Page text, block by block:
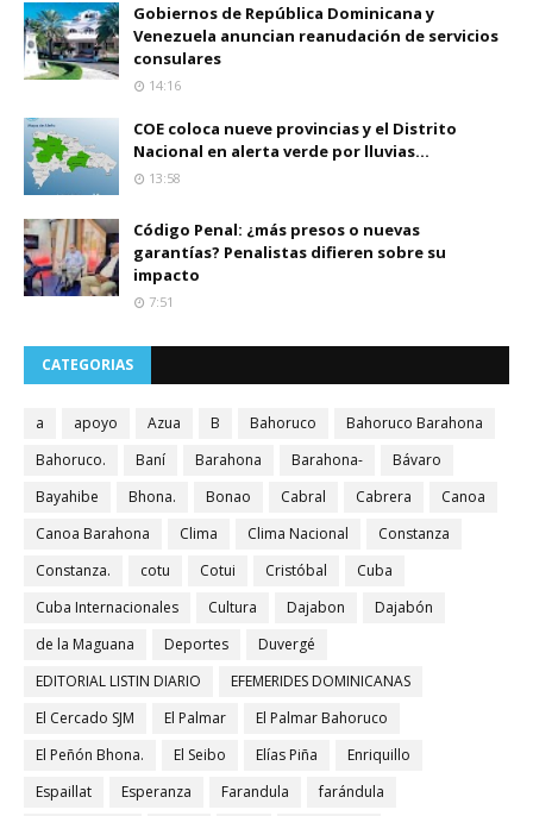
Gobiernos de República Dominicana y
Venezuela anuncian reanudación de servicios
consulares
14:16
COE coloca nueve provincias y el Distrito
Nacional en alerta verde por lluvias...
13:58
Código Penal: ¿más presos o nuevas
garantías? Penalistas difieren sobre su
impacto
7:51
CATEGORIAS
a apoyo Azua B Bahoruco
Bahoruco Barahona
Bahoruco.
Baní Barahona Barahona-
Bávaro
Bayahibe
Bhona. Bonao Cabral Cabrera
Canoa
Canoa Barahona
Clima Clima Nacional
Constanza
Constanza.
cotu Cotui Cristóbal
Cuba
Cuba Internacionales
Cultura Dajabon
Dajabón
de la Maguana
Deportes
Duvergé
EDITORIAL LISTIN DIARIO
EFEMERIDES DOMINICANAS
El Cercado SJM
El Palmar
El Palmar Bahoruco
El Peñón Bhona.
El Seibo Elías Piña
Enriquillo
Espaillat
Esperanza Farandula
farándula